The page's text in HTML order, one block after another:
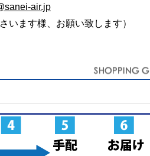
air.jp
います様、お願い致します）